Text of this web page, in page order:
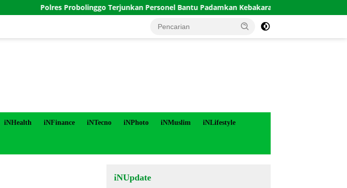
Polres Probolinggo Terjunkan Personel Bantu Padamkan Kebakaran Hutan di Gunung Bromo
iNHealth iNFinance iNTecno iNPhoto iNMuslim iNLifestyle
iNUpdate